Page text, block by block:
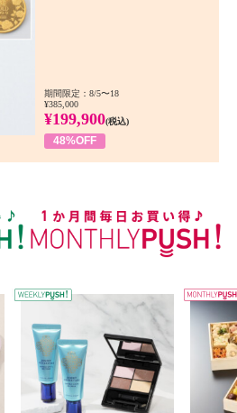
期間限定：8/5〜18
¥385,000
¥199,900(税込)
48%OFF
WEEKLY PUSH